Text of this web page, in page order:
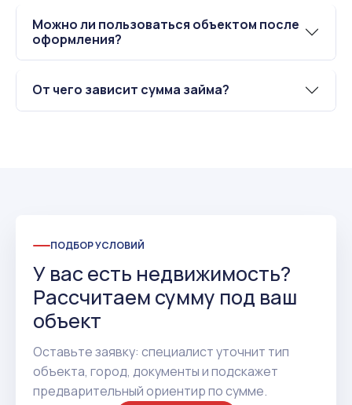
Можно ли пользоваться объектом после
оформления?
От чего зависит сумма займа?
ПОДБОР УСЛОВИЙ
У вас есть недвижимость?
Рассчитаем сумму под ваш
объект
Оставьте заявку: специалист уточнит тип
объекта, город, документы и подскажет
предварительный ориентир по сумме.